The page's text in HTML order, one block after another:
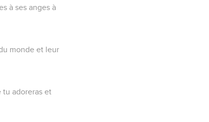
à ses anges à
monde et leur
tu adoreras et